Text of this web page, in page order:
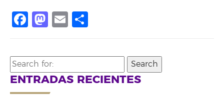
Facebook
Mastodon
Email
Search
for:
ENTRADAS RECIENTES